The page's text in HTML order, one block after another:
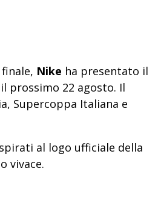
Nike ha presentato il
prossimo 22 agosto. Il
Supercoppa Italiana e
al logo ufficiale della
vivace.